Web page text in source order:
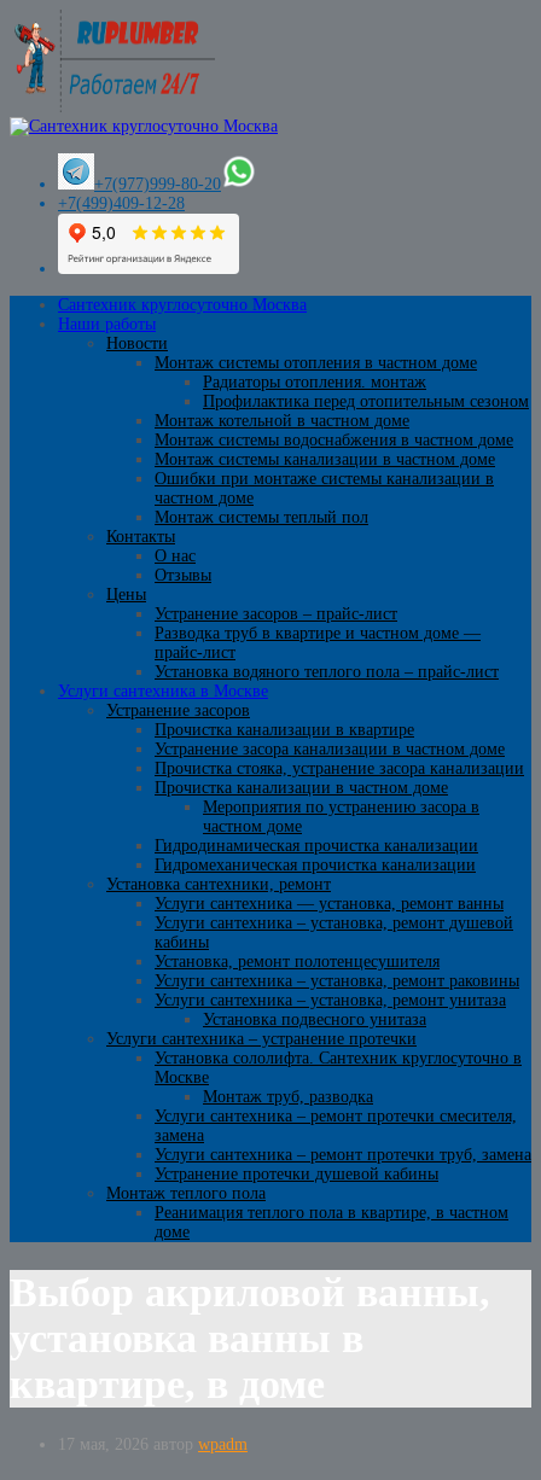
+7(977)999-80-20
+7(499)409-12-28
Сантехник круглосуточно Москва
Наши работы
Новости
Монтаж системы отопления в частном доме
Радиаторы отопления. монтаж
Профилактика перед отопительным сезоном
Монтаж котельной в частном доме
Монтаж системы водоснабжения в частном доме
Монтаж системы канализации в частном доме
Ошибки при монтаже системы канализации в
частном доме
Монтаж системы теплый пол
Контакты
О нас
Отзывы
Цены
Устранение засоров – прайс-лист
Разводка труб в квартире и частном доме —
прайс-лист
Установка водяного теплого пола – прайс-лист
Услуги сантехника в Москве
Устранение засоров
Прочистка канализации в квартире
Устранение засора канализации в частном доме
Прочистка стояка, устранение засора канализации
Прочистка канализации в частном доме
Мероприятия по устранению засора в
частном доме
Гидродинамическая прочистка канализации
Гидромеханическая прочистка канализации
Установка сантехники, ремонт
Услуги сантехника — установка, ремонт ванны
Услуги сантехника – установка, ремонт душевой
кабины
Установка, ремонт полотенцесушителя
Услуги сантехника – установка, ремонт раковины
Услуги сантехника – установка, ремонт унитаза
Установка подвесного унитаза
Услуги сантехника – устранение протечки
Установка сололифта. Сантехник круглосуточно в
Москве
Монтаж труб, разводка
Услуги сантехника – ремонт протечки смесителя,
замена
Услуги сантехника – ремонт протечки труб, замена
Устранение протечки душевой кабины
Монтаж теплого пола
Реанимация теплого пола в квартире, в частном
доме
17 мая, 2026 автор wpadm